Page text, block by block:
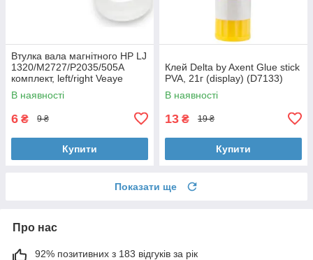
Втулка вала магнітного HP LJ
1320/M2727/P2035/505A
комплект, left/right Veaye
(BSHMR-505U-VE)
В наявності
6 ₴ 9 ₴
Купити
Клей Delta by Axent Glue stick
PVA, 21г (display) (D7133)
В наявності
13 ₴ 19 ₴
Купити
Показати ще
Про нас
92% позитивних з 183 відгуків за рік